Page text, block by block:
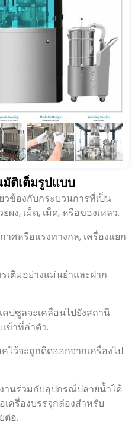
ติเต็มรูปแบบ
วข้องกับกระบวนการที่เป็น
ง, เม็ด, เม็ด, หรือของเหลว.
ศหรือแรงทางกล, เครื่องแยก
เติมอย่างแม่นยำและฝาก
ปซูลจะเคลื่อนไปยังสถานี
ข้าที่ลำตัว.
ไว้จะถูกดีดออกจากเครื่องไป
านร่วมกับอุปกรณ์ปลายน้ำได้
เครื่องบรรจุกล่องสำหรับ
ต่อ.